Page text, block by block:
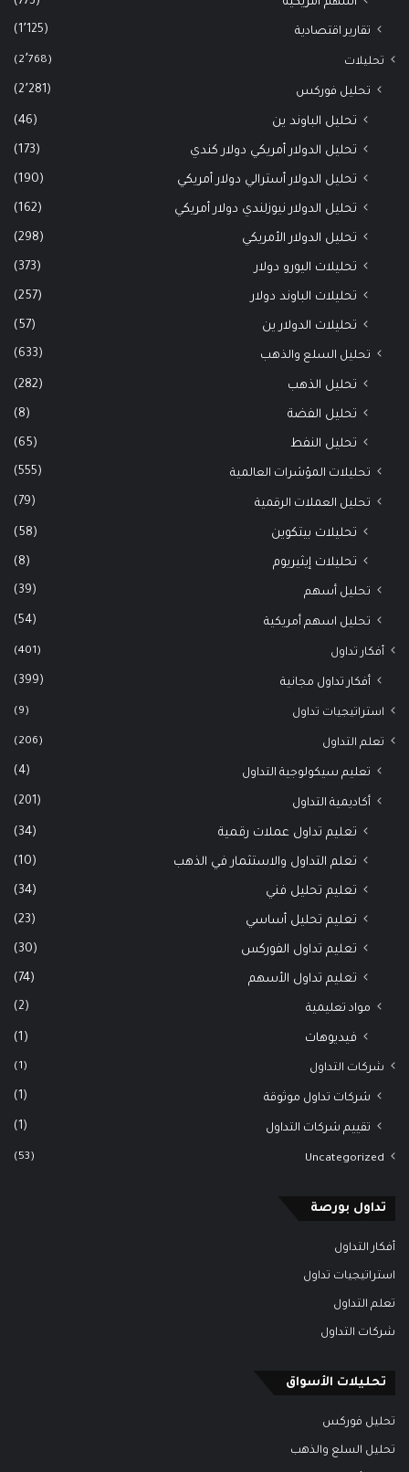
تقارير اقتصادية (1٬125)
تحليلات (2٬768)
تحليل فوركس (2٬281)
تحليل الباوند ين (46)
تحليل الدولار أمريكي دولار كندي (173)
تحليل الدولار أسترالي دولار أمريكي (190)
تحليل الدولار نيوزلندي دولار أمريكي (162)
تحليل الدولار الأمريكي (298)
تحليلات اليورو دولار (373)
تحليلات الباوند دولار (257)
تحليلات الدولار ين (57)
تحليل السلع والذهب (633)
تحليل الذهب (282)
تحليل الفضة (8)
تحليل النفط (65)
تحليلات المؤشرات العالمية (555)
تحليل العملات الرقمية (79)
تحليلات بيتكوين (58)
تحليلات إيثيريوم (8)
تحليل أسهم (39)
تحليل اسهم أمريكية (54)
أفكار تداول (401)
أفكار تداول مجانية (399)
استراتيجيات تداول (9)
تعلم التداول (206)
تعليم سيكولوجية التداول (4)
أكاديمية التداول (201)
تعليم تداول عملات رقمية (34)
تعلم التداول والاستثمار في الذهب (10)
تعليم تحليل فني (34)
تعليم تحليل أساسي (23)
تعليم تداول الفوركس (30)
تعليم تداول الأسهم (74)
مواد تعليمية (2)
فيديوهات (1)
شركات التداول (1)
شركات تداول موثوقة (1)
تقييم شركات التداول (1)
Uncategorized
(53)
تداول بورصة
أفكار التداول
استراتيجيات تداول
تعلم التداول
شركات التداول
تحليلات الأسواق
تحليل فوركس
تحليل السلع والذهب